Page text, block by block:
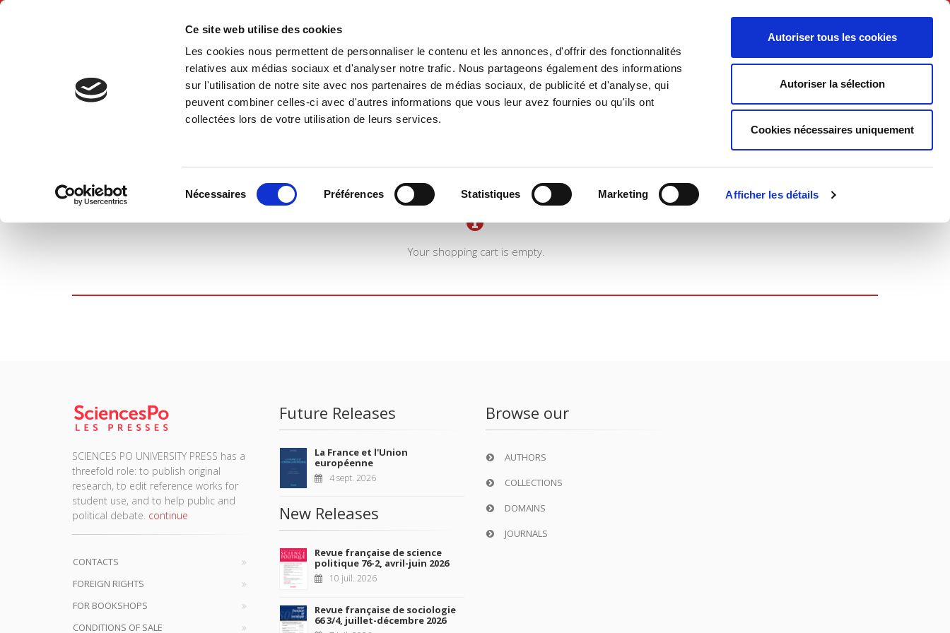
Ce site web utilise des cookies
Les cookies nous permettent de personnaliser le contenu et les annonces, d'offrir des fonctionnalités
relatives aux médias sociaux et d'analyser notre trafic. Nous partageons également des informations
sur l'utilisation de notre site avec nos partenaires de médias sociaux, de publicité et d'analyse, qui
peuvent combiner celles-ci avec d'autres informations que vous leur avez fournies ou qu'ils ont
collectées lors de votre utilisation de leurs services.
Nécessaires Préférences Statistiques Marketing Afficher les détails
Autoriser tous les cookies
Autoriser la sélection
Cookies nécessaires uniquement
English
Home Environment History International Politics
Your shopping cart is empty.
SCIENCES PO UNIVERSITY PRESS has a
threefold role: to publish original
research, to edit reference works for
student use, and to help public and
political debate. continue
CONTACTS
FOREIGN RIGHTS
FOR BOOKSHOPS
CONDITIONS OF SALE
Future Releases
La France et l'Union
européenne
4 sept. 2026
New Releases
Revue française de science
politique 76-2, avril-juin 2026
10 juil. 2026
Revue française de sociologie
66 3/4, juillet-décembre 2026
Browse our
AUTHORS
COLLECTIONS
DOMAINS
JOURNALS